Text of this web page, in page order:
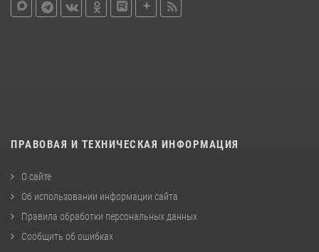
ПРАВОВАЯ И ТЕХНИЧЕСКАЯ ИНФОРМАЦИЯ
О сайте
Об использовании информации сайта
Правила обработки персональных данных
Сообщить об ошибках